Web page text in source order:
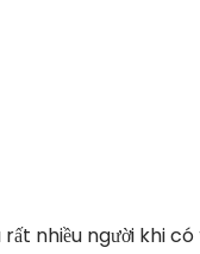
nhiều người khi